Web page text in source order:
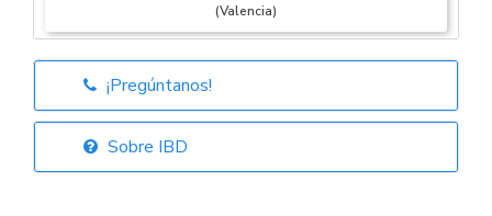
(Valencia)
Librería Elías
¡Pregúntanos!
Sobre IBD